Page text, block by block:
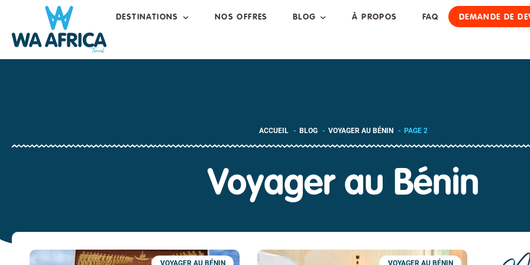
DESTINATIONS NOS OFFRES BLOG À PROPOS FAQ DEMANDE DE
ACCUEIL BLOG VOYAGER AU BÉNIN PAGE 2
Voyager au Bénin